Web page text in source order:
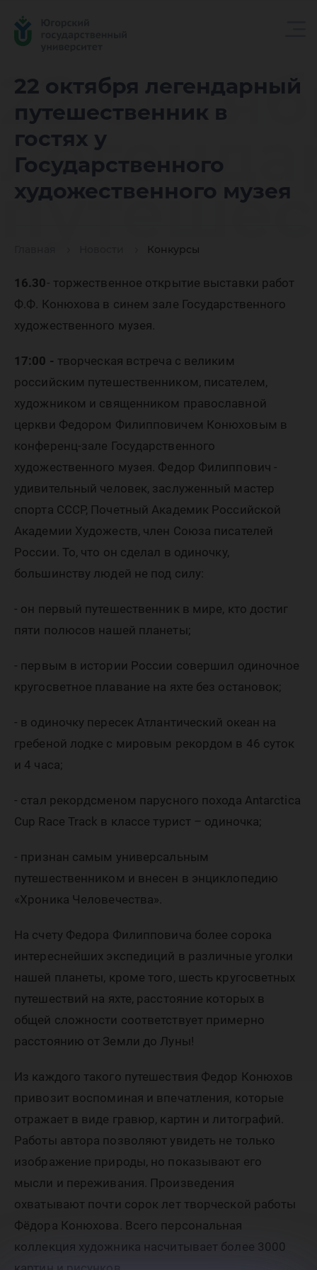
22 октября легендарный
путешественник в
гостях у
Государственного
художественного музея
Конкурсы
22
в гостях
музея
16.30- торжественное открытие выставки работ
Ф.Ф. Конюхова в синем зале Государственного
художественного музея.
17:00 - творческая встреча с великим
российским путешественником, писателем,
художником и священником православной
церкви Федором Филипповичем Конюховым в
конференц-зале Государственного
художественного музея. Федор Филиппович -
удивительный человек, заслуженный мастер
спорта СССР, Почетный Академик Российской
Академии Художеств, член Союза писателей
России. То, что он сделал в одиночку,
большинству людей не под силу:
- он первый путешественник в мире, кто достиг
пяти полюсов нашей планеты;
- первым в истории России совершил одиночное
кругосветное плавание на яхте без остановок;
- в одиночку пересек Атлантический океан на
гребеной лодке с мировым рекордом в 46 суток
и 4 часа;
- стал рекордсменом парусного похода Antarctica
Cup Race Track в классе турист – одиночка;
- признан самым универсальным
путешественником и внесен в энциклопедию
«Хроника Человечества».
На счету Федора Филипповича более сорока
интереснейших экспедиций в различные уголки
нашей планеты, кроме того, шесть кругосветных
путешествий на яхте, расстояние которых в
общей сложности соответствует примерно
расстоянию от Земли до Луны!
Из каждого такого путешествия Федор Конюхов
привозит воспоминая и впечатления, которые
отражает в виде гравюр, картин и литографий.
Работы автора позволяют увидеть не только
изображение природы, но показывают его
мысли и переживания. Произведения
охватывают почти сорок лет творческой работы
Фёдора Конюхова. Всего персональная
коллекция художника насчитывает более 3000